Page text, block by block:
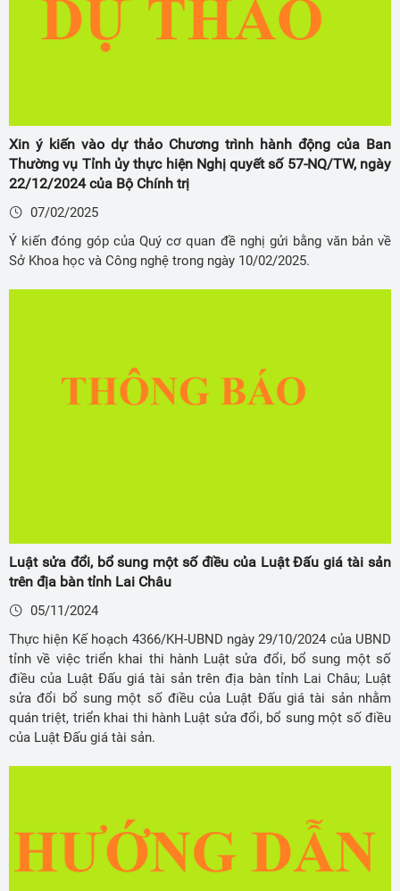
Xin ý kiến vào dự thảo Chương trình hành động của Ban
Thường vụ Tỉnh ủy thực hiện Nghị quyết số 57-NQ/TW, ngày
22/12/2024 của Bộ Chính trị
07/02/2025
Ý kiến đóng góp của Quý cơ quan đề nghị gửi bằng văn bản về
Sở Khoa học và Công nghệ trong ngày 10/02/2025.
Luật sửa đổi, bổ sung một số điều của Luật Đấu giá tài sản
trên địa bàn tỉnh Lai Châu
05/11/2024
Thực hiện Kế hoạch 4366/KH-UBND ngày 29/10/2024 của UBND
tỉnh về việc triển khai thi hành Luật sửa đổi, bổ sung một số
điều của Luật Đấu giá tài sản trên địa bàn tỉnh Lai Châu; Luật
sửa đổi bổ sung một số điều của Luật Đấu giá tài sản nhằm
quán triệt, triển khai thi hành Luật sửa đổi, bổ sung một số điều
của Luật Đấu giá tài sản.